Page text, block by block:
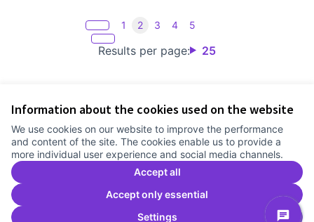
Information about the cookies used on the website
We use cookies on our website to improve the performance
and content of the site. The cookies enable us to provide a
more individual user experience and social media channels.
Accept all
Accept only essential
Settings
Results per page: 25
1 2 3 4 5
Cookie settings
Comunitat Canòdrom at Facebook
(External link)
Comunitat Canòdrom at Instagram
(External link)
Comunitat Canòdrom at YouTube
(External link)
English
Triar la llenguaElegir el idiomaChoose language